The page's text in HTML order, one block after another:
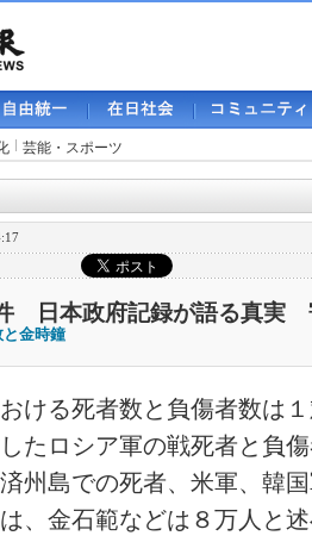
芸能・スポーツ
日本政府記録が語る真実
金時鐘
ける死者数と負傷者数は
たロシア軍の戦死者と負
州島での死者、米軍、韓
、金石範などは８万人と